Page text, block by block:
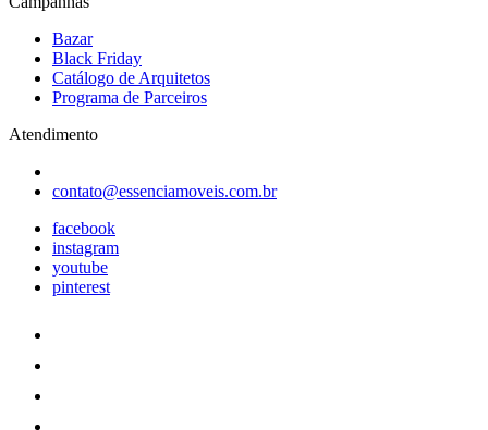
Bazar
Black Friday
Catálogo de Arquitetos
Programa de Parceiros
Atendimento
contato@essenciamoveis.com.br
facebook
instagram
youtube
pinterest